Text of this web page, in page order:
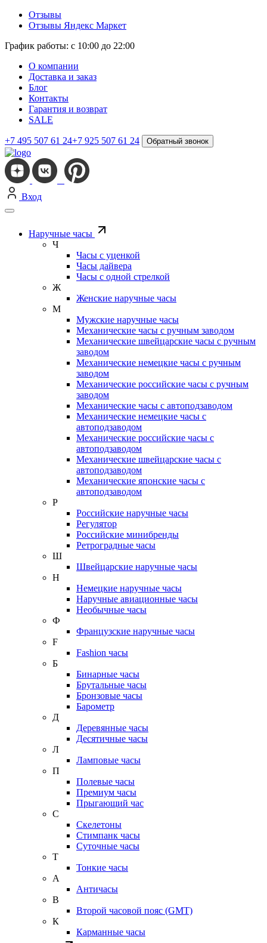
Отзывы
Отзывы Яндекс Маркет
График работы: с 10:00 до 22:00
О компании
Доставка и заказ
Блог
Контакты
Гарантия и возврат
SALE
+7 495 507 61 24+7 925 507 61 24 Обратный звонок
Вход
Наручные часы
Ч
Часы с уценкой
Часы дайвера
Часы с одной стрелкой
Ж
Женские наручные часы
М
Мужские наручные часы
Механические часы с ручным заводом
Механические швейцарские часы с ручным
заводом
Механические немецкие часы с ручным
заводом
Механические российские часы с ручным
заводом
Механические часы с автоподзаводом
Механические немецкие часы с
автоподзаводом
Механические российские часы с
автоподзаводом
Механические швейцарские часы с
автоподзаводом
Механические японские часы с
автоподзаводом
Р
Российские наручные часы
Регулятор
Российские минибренды
Ретроградные часы
Ш
Швейцарские наручные часы
Н
Немецкие наручные часы
Наручные авиационные часы
Необычные часы
Ф
Французские наручные часы
F
Fashion часы
Б
Бинарные часы
Брутальные часы
Бронзовые часы
Барометр
Д
Деревянные часы
Десятичные часы
Л
Ламповые часы
П
Полевые часы
Премиум часы
Прыгающий час
С
Скелетоны
Стимпанк часы
Суточные часы
Т
Тонкие часы
А
Античасы
В
Второй часовой пояс (GMT)
К
Карманные часы